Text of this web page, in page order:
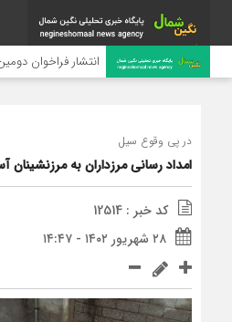
انتشار فراخوان دومین
در پی وقوع سیل
امداد رسانی مرزداران به مرزنشینان
کد خبر : 12514
۲۸ شهریور ۱۴۰۲ - ۱۴:۴۷